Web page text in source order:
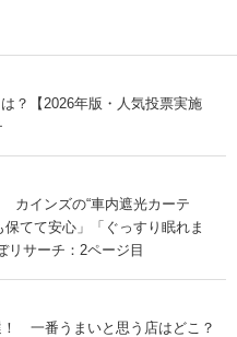
？【2026年版・人気投票実施
カインズの“車内遮光カーテ
てて安心」「ぐっすり眠れま
リサーチ：2ページ目
一番うまいと思う店はどこ？